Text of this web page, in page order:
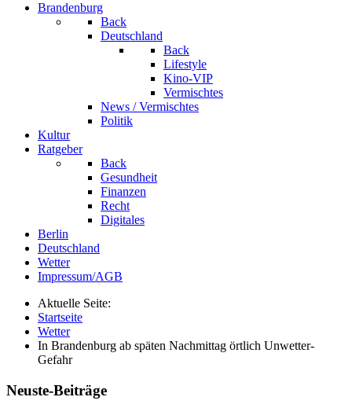
Brandenburg
Back
Deutschland
Back
Lifestyle
Kino-VIP
Vermischtes
News / Vermischtes
Politik
Kultur
Ratgeber
Back
Gesundheit
Finanzen
Recht
Digitales
Berlin
Deutschland
Wetter
Impressum/AGB
Aktuelle Seite:
Startseite
Wetter
In Brandenburg ab späten Nachmittag örtlich Unwetter-
Gefahr
Neuste-Beiträge